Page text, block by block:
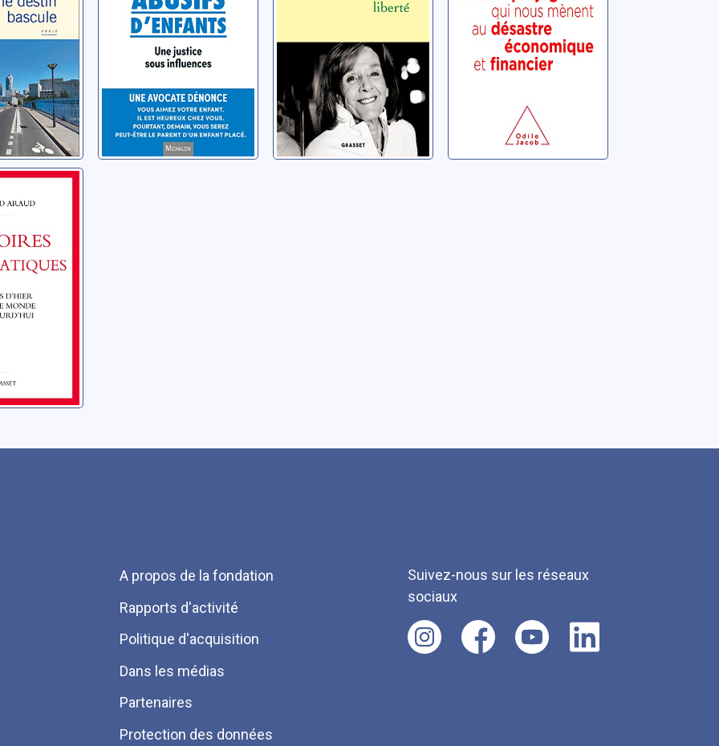
influences
Cerrada, Christine
financier
Larosière de
Champfeu, Jacques de
Menu
Pied
de
page
A propos de la fondation
Rapports d'activité
Politique d'acquisition
Dans les médias
Partenaires
Protection des données
Suivez-nous sur les réseaux
sociaux